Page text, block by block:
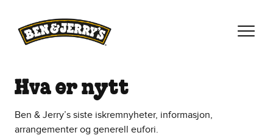
Hva er nytt
Ben & Jerry’s siste iskremnyheter, informasjon,
arrangementer og generell eufori.